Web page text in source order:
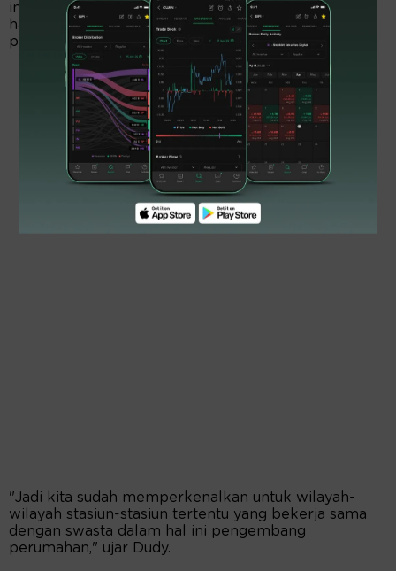
infrastruktur tersebut. Manfaat proyek ini bukan
hanya dirasakan oleh warga perumahan dari
pengembang tersebut tetapi juga warga Tangsel.
"Jadi kita sudah memperkenalkan untuk wilayah-
wilayah stasiun-stasiun tertentu yang bekerja sama
dengan swasta dalam hal ini pengembang
perumahan," ujar Dudy.